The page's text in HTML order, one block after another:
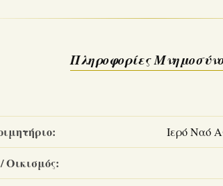
Πληροφορίες
Ιερό Ναό
Οικισμός: